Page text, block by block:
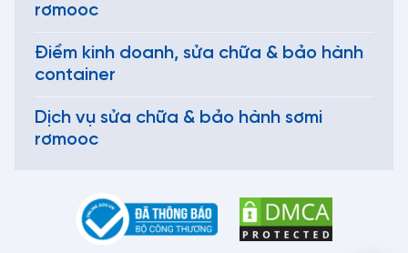
rơmooc
Điểm kinh doanh, sửa chữa & bảo hành
container
Dịch vụ sửa chữa & bảo hành sơmi
rơmooc